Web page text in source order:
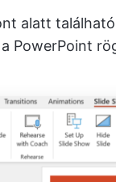
alatt található
PowerPoint